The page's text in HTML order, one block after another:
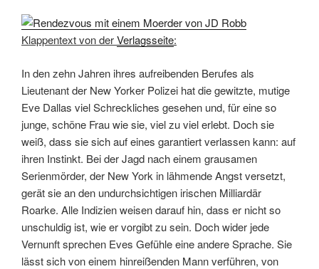
Klappentext von derVerlagsseite:
In den zehn Jahren ihres aufreibenden Berufes als
Lieutenant der New Yorker Polizei hat die gewitzte, mutige
Eve Dallas viel Schreckliches gesehen und, für eine so
junge, schöne Frau wie sie, viel zu viel erlebt. Doch sie
weiß, dass sie sich auf eines garantiert verlassen kann: auf
ihren Instinkt. Bei der Jagd nach einem grausamen
Serienmörder, der New York in lähmende Angst versetzt,
gerät sie an den undurchsichtigen irischen Milliardär
Roarke. Alle Indizien weisen darauf hin, dass er nicht so
unschuldig ist, wie er vorgibt zu sein. Doch wider jede
Vernunft sprechen Eves Gefühle eine andere Sprache. Sie
lässt sich von einem hinreißenden Mann verführen, von